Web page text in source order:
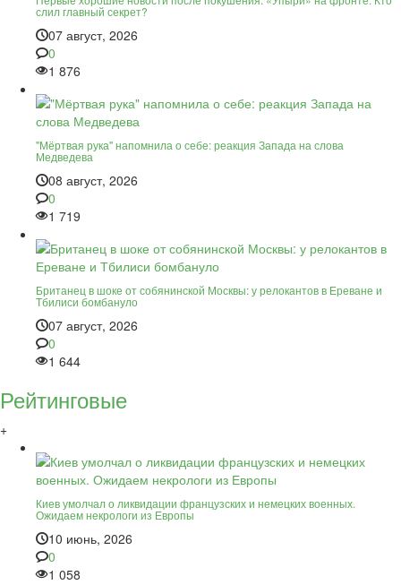
слил главный секрет?
07 август, 2026
0
1 876
"Мёртвая рука" напомнила о себе: реакция Запада на слова
Медведева
08 август, 2026
0
1 719
Британец в шоке от собянинской Москвы: у релокантов в Ереване и
Тбилиси бомбануло
07 август, 2026
0
1 644
Рейтинговые
+
Киев умолчал о ликвидации французских и немецких военных.
Ожидаем некрологи из Европы
10 июнь, 2026
0
1 058